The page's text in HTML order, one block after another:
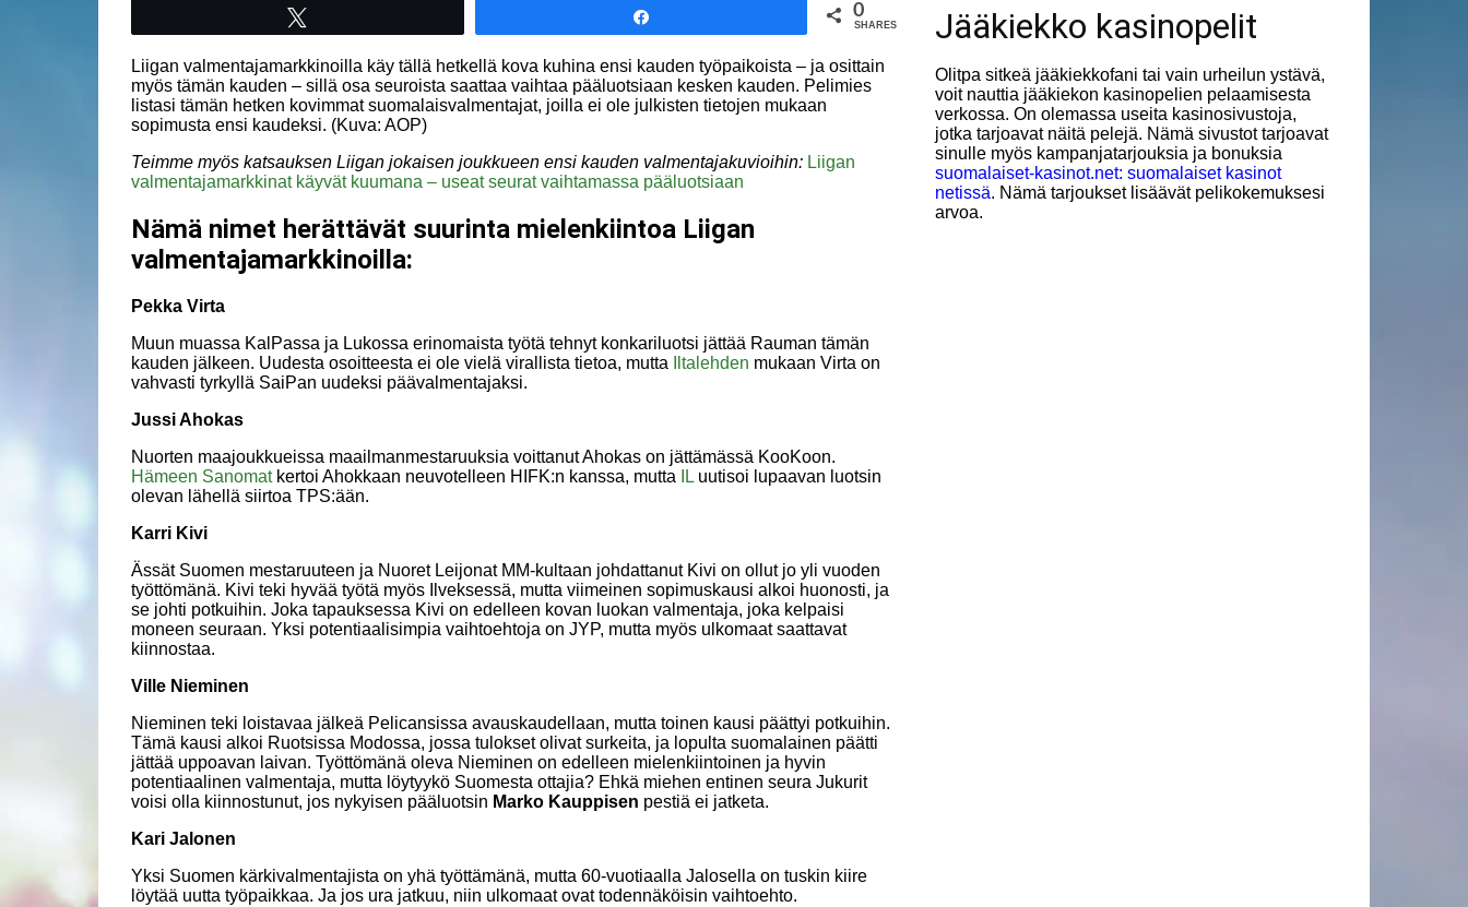
0
SHARES
Liigan valmentajamarkkinoilla käy tällä hetkellä kova kuhina ensi kauden työpaikoista – ja osittain
myös tämän kauden – sillä osa seuroista saattaa vaihtaa pääluotsiaan kesken kauden. Pelimies
listasi tämän hetken kovimmat suomalaisvalmentajat, joilla ei ole julkisten tietojen mukaan
sopimusta ensi kaudeksi. (Kuva: AOP)
Teimme myös katsauksen Liigan jokaisen joukkueen ensi kauden valmentajakuvioihin: Liigan
valmentajamarkkinat käyvät kuumana – useat seurat vaihtamassa pääluotsiaan
Nämä nimet herättävät suurinta mielenkiintoa Liigan
valmentajamarkkinoilla:
Pekka Virta
Muun muassa KalPassa ja Lukossa erinomaista työtä tehnyt konkariluotsi jättää Rauman tämän
kauden jälkeen. Uudesta osoitteesta ei ole vielä virallista tietoa, mutta
Iltalehden mukaan Virta on
vahvasti tyrkyllä SaiPan uudeksi päävalmentajaksi.
Jussi Ahokas
Nuorten maajoukkueissa maailmanmestaruuksia voittanut Ahokas on jättämässä KooKoon.
Hämeen Sanomatkertoi Ahokkaan neuvotelleen HIFK:n kanssa, mutta IL uutisoi lupaavan luotsin
olevan lähellä siirtoa TPS:ään.
Karri Kivi
Ässät Suomen mestaruuteen ja Nuoret Leijonat MM-kultaan johdattanut Kivi on ollut jo yli vuoden
työttömänä. Kivi teki hyvää työtä myös Ilveksessä, mutta viimeinen sopimuskausi alkoi huonosti, ja
se johti potkuihin. Joka tapauksessa Kivi on edelleen kovan luokan valmentaja, joka kelpaisi
moneen seuraan. Yksi potentiaalisimpia vaihtoehtoja on JYP, mutta myös ulkomaat saattavat
kiinnostaa.
Ville Nieminen
Nieminen teki loistavaa jälkeä Pelicansissa avauskaudellaan, mutta toinen kausi päättyi potkuihin.
Tämä kausi alkoi Ruotsissa Modossa, jossa tulokset olivat surkeita, ja lopulta suomalainen päätti
jättää uppoavan laivan. Työttömänä oleva Nieminen on edelleen mielenkiintoinen ja hyvin
potentiaalinen valmentaja, mutta löytyykö Suomesta ottajia? Ehkä miehen entinen seura Jukurit
voisi olla kiinnostunut, jos nykyisen pääluotsin Marko Kauppisen pestiä ei jatketa.
Kari Jalonen
Yksi Suomen kärkivalmentajista on yhä työttämänä, mutta 60-vuotiaalla Jalosella on tuskin kiire
löytää uutta työpaikkaa. Ja jos ura jatkuu, niin ulkomaat ovat todennäköisin vaihtoehto.
Jääkiekko kasinopelit
Olitpa sitkeä jääkiekkofani tai vain urheilun ystävä,
voit nauttia jääkiekon kasinopelien pelaamisesta
verkossa. On olemassa useita kasinosivustoja,
jotka tarjoavat näitä pelejä. Nämä sivustot tarjoavat
sinulle myös kampanjatarjouksia ja bonuksia
suomalaiset-kasinot.net: suomalaiset kasinot
netissä. Nämä tarjoukset lisäävät pelikokemuksesi
arvoa.